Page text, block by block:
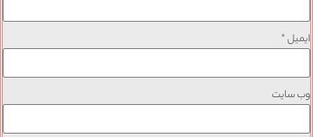
ایمیل*
وب‌ سایت